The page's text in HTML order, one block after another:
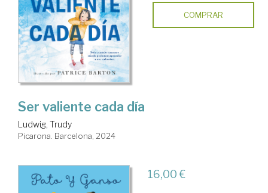
COMPRAR
Ser valiente cada día
Ludwig, Trudy
Picarona. Barcelona, 2024
16,00 €